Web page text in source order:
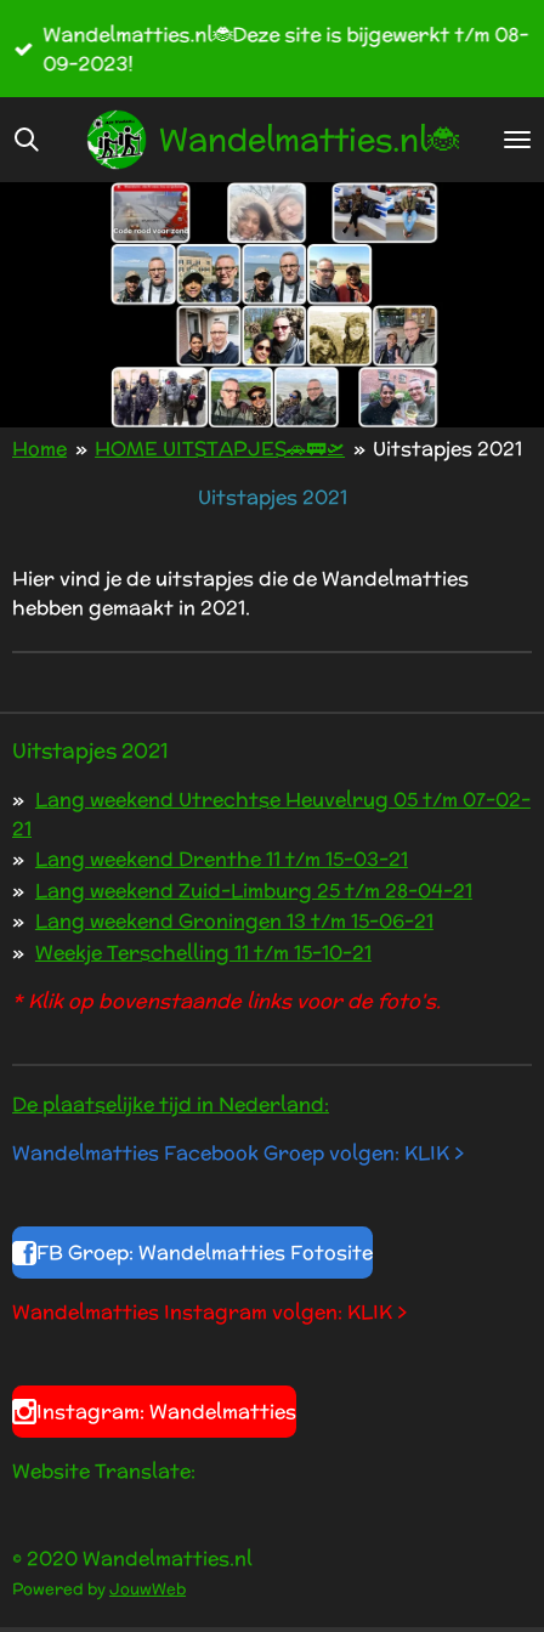
direct
hoofdinhoud
Wandelmatties.nl🐞
Wandelmatties.nl🐞Deze site is bijgewerkt t/m 08-
09-2023!
Home » HOME UITSTAPJES🚗🚃🛫 » Uitstapjes 2021
Uitstapjes 2021
Hier vind je de uitstapjes die de Wandelmatties
hebben gemaakt in 2021.
Uitstapjes 2021
Lang weekend Utrechtse Heuvelrug 05 t/m 07-02-
21
Lang weekend Drenthe 11 t/m 15-03-21
Lang weekend Zuid-Limburg 25 t/m 28-04-21
Lang weekend Groningen 13 t/m 15-06-21
Weekje Terschelling 11 t/m 15-10-21
* Klik op bovenstaande links voor de foto's.
De plaatselijke tijd in Nederland:
Wandelmatties Facebook Groep volgen: KLIK >
FB Groep: Wandelmatties Fotosite
Wandelmatties Instagram volgen: KLIK >
Instagram: Wandelmatties
Website Translate:
© 2020 Wandelmatties.nl
Powered byJouwWeb